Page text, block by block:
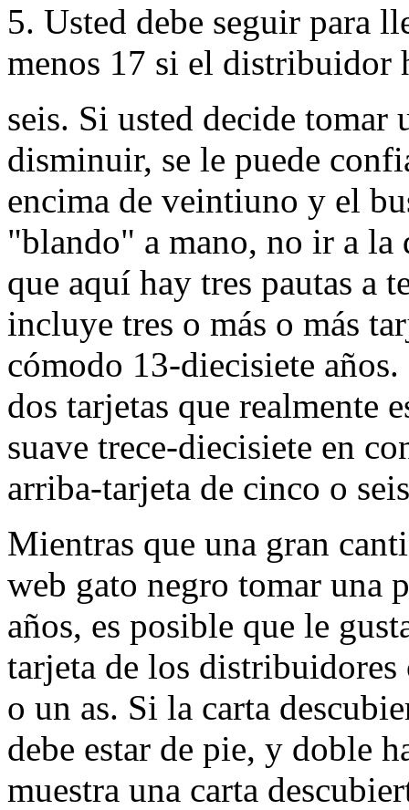
5. Usted debe seguir para
menos 17 si el distribuidor
seis. Si usted decide
disminuir, se le puede
encima de veintiuno y el
"blando" a mano, no ir a la
que aquí hay tres pautas a
incluye tres o más o más
cómodo 13-diecisiete
dos tarjetas que realmente
suave trece-diecisiete en
arriba-tarjeta de cinco o
Mientras que una gran
web gato negro tomar una
años, es posible que le
tarjeta de los
o un as. Si la carta
debe estar de pie, y doble
muestra una carta